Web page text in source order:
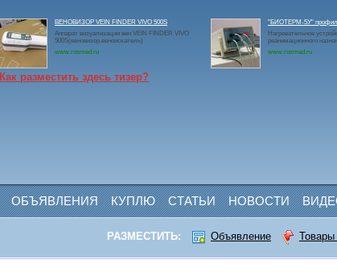
ВЕНОВИЗОР VEIN FINDER VIVO 500S
Аппарат визуализации вен VEIN FINDER VIVO
500S(веновизор,веноискатель)
www.rosmed.ru
"БИОТЕРМ-5У"
Нагревательное
реанимационного
www.rosmed.ru
Как разместить здесь тизер?
ОБЪЯВЛЕНИЯ КУПЛЮ СТАТЬИ НОВОСТИ
РАЗМЕСТИТЬ: Объявление Товары